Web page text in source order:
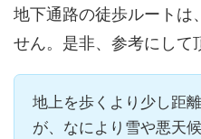
地下通路の徒歩ルートは
せん。是非、参考にして
地上を歩くより少し距
が、なにより雪や悪天